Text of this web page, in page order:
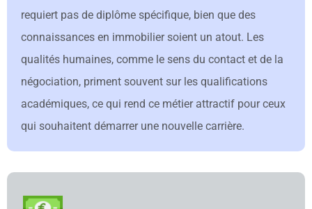
requiert pas de diplôme spécifique, bien que des
connaissances en immobilier soient un atout. Les
qualités humaines, comme le sens du contact et de la
négociation, priment souvent sur les qualifications
académiques, ce qui rend ce métier attractif pour ceux
qui souhaitent démarrer une nouvelle carrière.